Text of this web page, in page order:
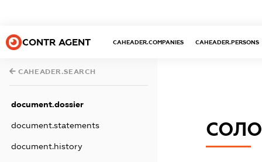
CONTR AGENT CAHEADER.COMPANIES CAHEADER.PERSONS
CAHEADER.SEARCH
document.dossier
document.statements
document.history